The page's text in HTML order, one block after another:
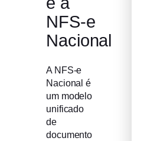
NFS-e
Nacional
A NFS-e
Nacional é
um modelo
unificado
de
documento